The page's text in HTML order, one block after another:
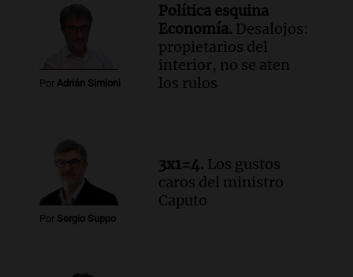
Por Adrián Simioni
Política esquina
Economía. Desalojos:
propietarios del
interior, no se aten
los rulos
Por Sergio Suppo
3x1=4. Los gustos
caros del ministro
Caputo